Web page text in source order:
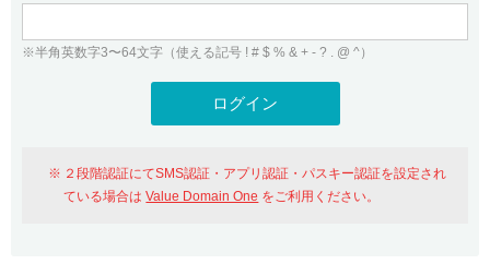
WHOIS検索
Value Domainにログイン
おすすめ One レンタルサーバーを含む最新の機能を使う方
※半角英数字3〜64文字（使える記号 ! # $ % & + - ? . @ ^）
２段階認証にてSMS認証・アプリ認証・パスキー認証を設定され
ている場合はValue Domain One をご利用ください。